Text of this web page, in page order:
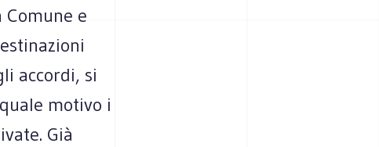
e
accordi, si
motivo i
Già